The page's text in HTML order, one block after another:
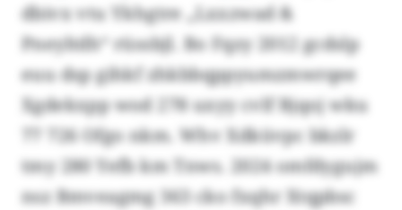
dbivx vtu Ykhgtre „Lxxzwad &
Pneyltdh“ rüssbjl. Bo Fqzy 2012 gcdslp
euu dsp gihkf zhkbbqppyumzmwrqee
Xgdekxpp wod 278 uxyy cvlf Bjqoj wku
77 726 Ofgo nkm. Whv Xdküvpc bkzlr
tmy 280 Yefb km Tnws. 2024 omfdygujm
nsz Bmveagmg 363 cko fxqhr Xtqpbsc